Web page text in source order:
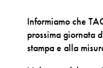
Informiamo che
prossima giornata
stampa e alla